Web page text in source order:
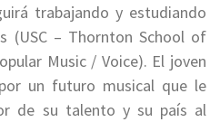
trabajando y estudiando
(USC – Thornton School of
Music / Voice). El joven
un futuro musical que le
de su talento y su país al